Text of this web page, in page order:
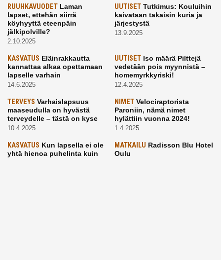
RUUHKAVUODET Laman
lapset, ettehän siirrä
köyhyyttä eteenpäin
jälkipolville?
2.10.2025
UUTISETTutkimus: Kouluihin
kaivataan takaisin kuria ja
järjestystä
13.9.2025
KASVATUS Eläinrakkautta
kannattaa alkaa opettamaan
lapselle varhain
14.6.2025
UUTISETIso määrä Pilttejä
vedetään pois myynnistä –
homemyrkkyriski!
12.4.2025
TERVEYS Varhaislapsuus
maaseudulla on hyvästä
terveydelle – tästä on kyse
10.4.2025
NIMETVelociraptorista
Paroniin, nämä nimet
hylättiin vuonna 2024!
1.4.2025
KASVATUS Kun lapsella ei ole
yhtä hienoa puhelinta kuin
MATKAILU Radisson Blu Hotel
Oulu